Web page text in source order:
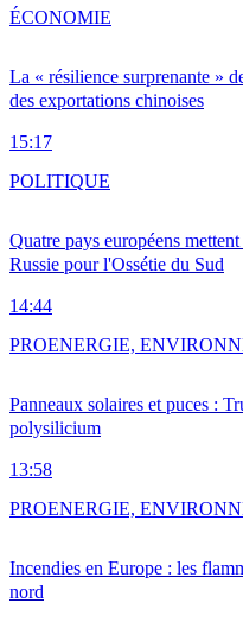
La « résilience surprenante »
des exportations chinoises
15:17
ÉCONOMIE
Quatre pays européens
Russie pour l'Ossétie du Sud
14:44
POLITIQUE
Panneaux solaires et puces :
polysilicium
13:58
PROENERGIE,
Incendies en Europe : les
nord
PROENERGIE,